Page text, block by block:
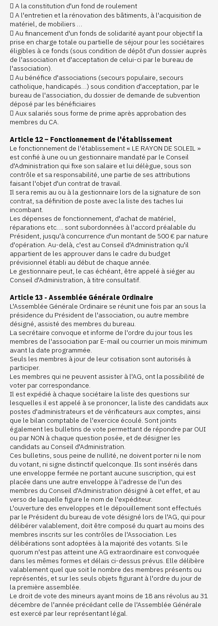
 A la constitution d'un fond de roulement
 A l'entretien et la rénovation des bâtiments, à l'acquisition de
matériel, de mobiliers …
 Au financement d'un fonds de solidarité ayant pour objectif la
prise en charge totale ou partielle de séjour pour les sociétaires
éligibles à ce fonds (sous condition de dépôt d'un dossier auprès
de l'association et d'acceptation de celui-ci par le bureau de
l'association).
 Au bénéfice d'associations (secours populaire, secours
catholique, handicapés…) sous condition d'acceptation, par le
bureau de l'association, du dossier de demande de subvention
déposé par les bénéficiaires
 Aux salariés sous forme de prime après approbation des
membres du CA.
Article 12 – Fonctionnement de l'établissement
Le fonctionnement de l'établissement « LE RAYON DE SOLEIL »
est confié à une ou un gestionnaire mandaté par le Conseil
d'Administration qui fixe son salaire et lui délègue, sous son
contrôle et sa responsabilité, une partie de ses attributions
faisant l'objet d'un contrat de travail.
Il sera remis au ou à la gestionnaire lors de la signature de son
contrat, sa définition de poste avec la liste des taches lui
incombant.
Les dépenses de fonctionnement, d'achat de matériel,
réparations etc…. sont subordonnées à l'accord préalable du
Président, jusqu'à concurrence d'un montant de 500 € par nature
d'opération. Au-delà, c'est au Conseil d'Administration qu'il
appartient de les approuver dans le cadre du budget
prévisionnel établi au début de chaque année.
Le gestionnaire peut, le cas échéant, être appelé à siéger au
Conseil d'Administration, à titre consultatif.
Article 13 - Assemblée Générale Ordinaire
L'Assemblée Générale Ordinaire se réunit une fois par an sous la
présidence du Président de l'association, ou autre membre
désigné, assisté des membres du bureau.
La secrétaire convoque et informe de l'ordre du jour tous les
membres de l'association par E-mail ou courrier un mois minimum
avant la date programmée.
Seuls les membres à jour de leur cotisation sont autorisés à
participer.
Les membres qui ne peuvent assister à l'AG, ont la possibilité de
voter par correspondance.
Il est expédié à chaque sociétaire la liste des questions sur
lesquelles il est appelé à se prononcer, la liste des candidats aux
postes d'administrateurs et de vérificateurs aux comptes, ainsi
que le bilan comptable de l'exercice écoulé. Sont joints
également les bulletins de vote permettant de répondre par OUI
ou par NON à chaque question posée, et de désigner les
candidats au Conseil d'Administration.
Ces bulletins, sous peine de nullité, ne doivent porter ni le nom
du votant, ni signe distinctif quelconque. Ils sont insérés dans
une enveloppe fermée ne portant aucune suscription, qui est
placée dans une autre enveloppe à l'adresse de l'un des
membres du Conseil d'Administration désigné à cet effet, et au
verso de laquelle figure le nom de l'expéditeur.
L'ouverture des enveloppes et le dépouillement sont effectués
par le Président du bureau de vote désigné lors de l'AG, qui pour
délibérer valablement, doit être composé du quart au moins des
membres inscrits sur les contrôles de l'Association. Les
délibérations sont adoptées à la majorité des votants. Si le
quorum n'est pas atteint une AG extraordinaire est convoquée
dans les mêmes formes et délais ci-dessus prévus. Elle délibère
valablement quel que soit le nombre des membres présents ou
représentés, et sur les seuls objets figurant à l'ordre du jour de
la première assemblée.
Le droit de vote des mineurs ayant moins de 18 ans révolus au 31
décembre de l'année précédant celle de l'Assemblée Générale
est exercé par leur représentant légal.